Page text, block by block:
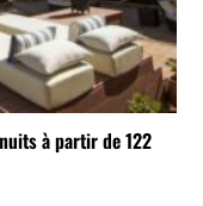
à partir de 122